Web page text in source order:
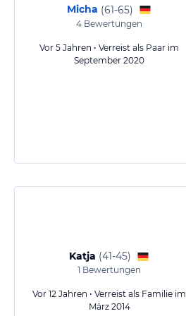
Micha (61-65)
4 Bewertungen
Vor 5 Jahren • Verreist als Paar im
September 2020
Katja (41-45)
1 Bewertungen
Vor 12 Jahren • Verreist als Familie im
März 2014